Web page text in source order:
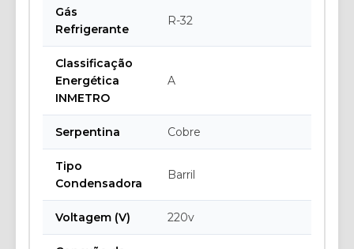
Gás
Refrigerante
R-32
Classificação
Energética
INMETRO
A
Serpentina Cobre
Tipo
Condensadora
Barril
Voltagem (V) 220v